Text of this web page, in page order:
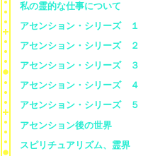
私の霊的な仕事について
アセンション・シリーズ １
アセンション・シリーズ ２
アセンション・シリーズ ３
アセンション・シリーズ ４
アセンション・シリーズ ５
アセンション後の世界
スピリチュアリズム、霊界